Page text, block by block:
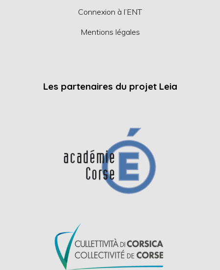
Connexion à l’ENT
Mentions légales
Les partenaires du projet Leia